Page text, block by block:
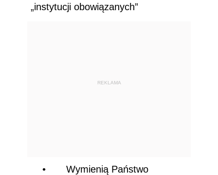
„instytucji obowiązanych”
REKLAMA
• Wymienią Państwo